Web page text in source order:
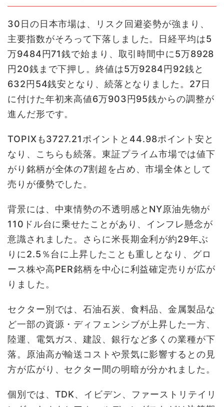
30日の日本市場は、リスク回避姿勢が強まり、
主要指数がそろって下落しました。日経平均は5
万9484円71銭で始まり、取引時間中に5万8928
円20銭まで下押し。終値は5万9284円92銭と
632円54銭安となり、続落となりました。27日
に付けた年初来高値6万903円95銭からの調整が
進んだ形です。
TOPIXも3727.21ポイントと44.98ポイント安と
なり、こちらも続落。東証プライム市場では値下
がり銘柄が全体の7割超を占め、市場全体として
売りが優勢でした。
背景には、中東情勢の不透明感とNY原油先物が
110ドル台に乗せたことがあり、インフレ懸念が
意識されました。さらに米長期金利が約29年ぶ
りに2.5％台に上昇したことも重しとなり、グロ
ース株や高PER銘柄を中心に利益確定売りが広が
りました。
セクター別では、石油石炭、食料品、金属製品な
ど一部の資源・ディフェンシブが上昇した一方、
陸運、電気ガス、建設、銀行など多くの業種が下
落。原油高が輸送コストや景気に影響するとの見
方が広がり、セクター間の明暗が分かれました。
個別では、TDK、イビデン、ファーストリテイリ